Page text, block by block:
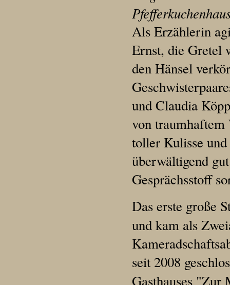
Als Erzählerin
Ernst, die Gretel
den Hänsel
und Claudia
von traumhaftem
toller Kulisse
überwältigend
Gesprächsstoff
Das erste große
und kam als
seit 2008
Gasthauses